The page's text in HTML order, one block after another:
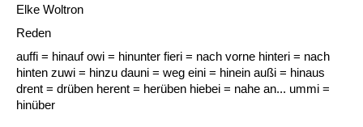
Elke Woltron
Reden
auffi = hinauf owi = hinunter fieri = nach vorne hinteri = nach
hinten zuwi = hinzu dauni = weg eini = hinein außi = hinaus
drent = drüben herent = herüben hiebei = nahe an... ummi =
hinüber